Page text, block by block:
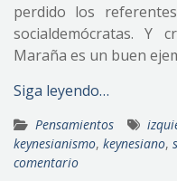
perdido los
socialdemócratas. Y
Maraña es un buen
Siga leyendo…
Pensamientos
keynesianismo, keynesiano,
comentario